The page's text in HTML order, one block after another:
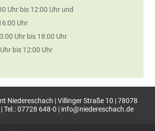
Uhr bis 12:00 Uhr und
Uhr
Uhr bis 18:00 Uhr
bis 12:00 Uhr
Niedereschach | Villinger Straße 10 | 78078
Tel.: 07728 648-0 | info@niedereschach.de